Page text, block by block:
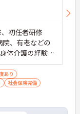
初任者研修
、有老などの
体介護の経験年
経験のある方
あり
社会保険完備